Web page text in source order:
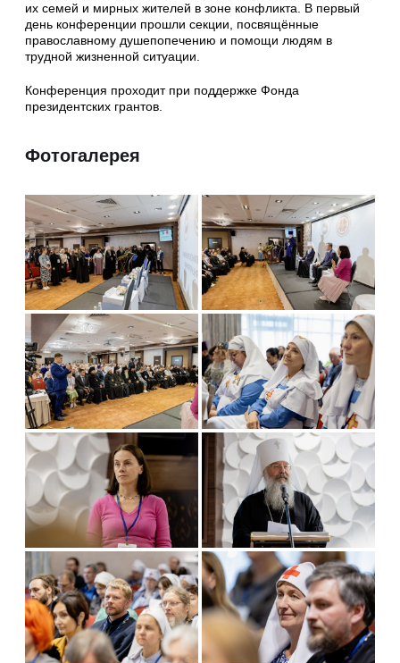
их семей и мирных жителей в зоне конфликта. В первый
день конференции прошли секции, посвящённые
православному душепопечению и помощи людям в
трудной жизненной ситуации.
Конференция проходит при поддержке Фонда
президентских грантов.
Фотогалерея